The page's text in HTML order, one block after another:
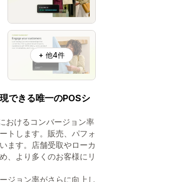
+ 他4件
できる唯一のPOSシ
おけるコンバージョン率
トします。販売、パフォ
ます。店舗受取やローカ
、より多くのお客様にリ
ジョン率がさらに向上し